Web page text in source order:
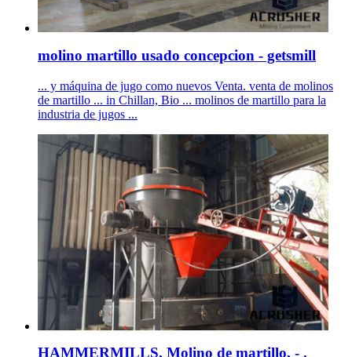
molino martillo usado concepcion - getsmill
... y máquina de jugo como nuevos Venta. venta de molinos
de martillo ... in Chillan, Bio ... molinos de martillo para la
industria de jugos ...
HAMMERMILLS, Molino de martillo, - .